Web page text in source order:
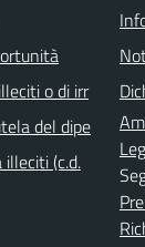
o di irr
del dipe
(c.d.